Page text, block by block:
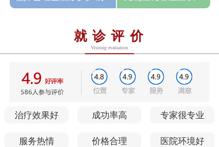
就诊评价
Visiting evaluation
治疗效果好 成功率高 专家很专业
服务热情 价格合理 医院环境好